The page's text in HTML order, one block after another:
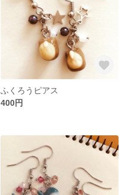
ふくろうピアス
400円